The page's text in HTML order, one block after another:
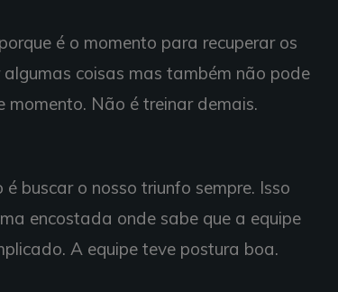
é o momento para recuperar os
coisas mas também não pode
momento. Não é treinar demais.
buscar o nosso triunfo sempre. Isso
encostada onde sabe que a equipe
A equipe teve postura boa.